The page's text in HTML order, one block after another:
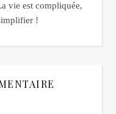
vie est compliquée,
!